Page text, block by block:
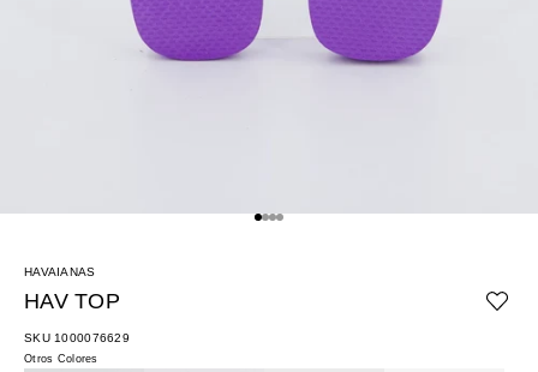
Gå til element 1
Gå til element 2
Gå til element 3
Gå til element 4
HAVAIANAS
HAV TOP
SKU 1000076629
Otros Colores